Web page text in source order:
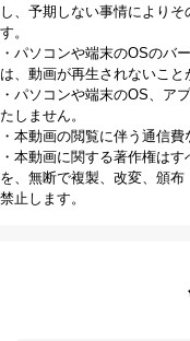
し、予期しない事情により
す。
・パソコンや端末のOSのバ
は、動画が再生されないこと
・パソコンや端末のOS、ア
たしません。
・本動画の閲覧に伴う通信
・本動画に関する著作権は
を、無断で複製、改変、頒
禁止します。